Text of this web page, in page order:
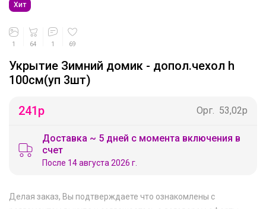
Хит
1 64 1 69
Укрытие Зимний домик - допол.чехол h
100см(уп 3шт)
241р Орг. 53,02р
Доставка ~ 5 дней с момента включения в
счет
После 14 августа 2026 г.
Делая заказ, Вы подтверждаете что ознакомлены с